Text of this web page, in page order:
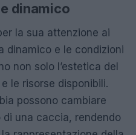
dinamico
la sua attenzione ai
dinamico e le condizioni
non solo l’estetica del
le risorse disponibili.
possono cambiare
di una caccia, rendendo